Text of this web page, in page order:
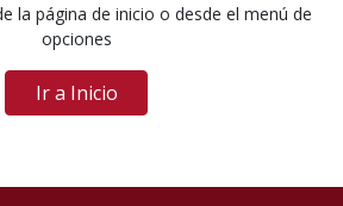
la página de inicio o desde el menú de
opciones
Ir a Inicio